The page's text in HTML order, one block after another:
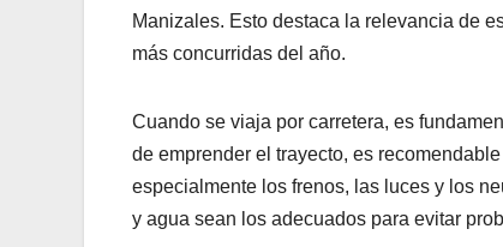
Manizales. Esto destaca la relevancia de
más concurridas del año.
Cuando se viaja por carretera, es
de emprender el trayecto, es
especialmente los frenos, las luces y los
y agua sean los adecuados para evitar